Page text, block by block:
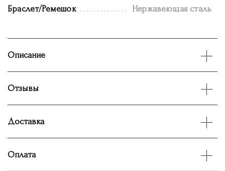
Браслет/Ремешок Нержавеющая сталь
Описание
Отзывы
Доставка
Оплата